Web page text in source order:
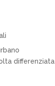
differenziata